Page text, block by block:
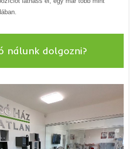
nálunk dolgozni?